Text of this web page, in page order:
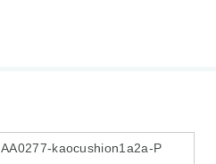
AA0277-kaocushion1a2a-P